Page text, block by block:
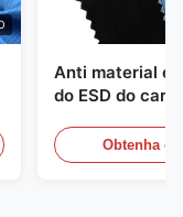
Anti material
do ESD do
Obtenha o